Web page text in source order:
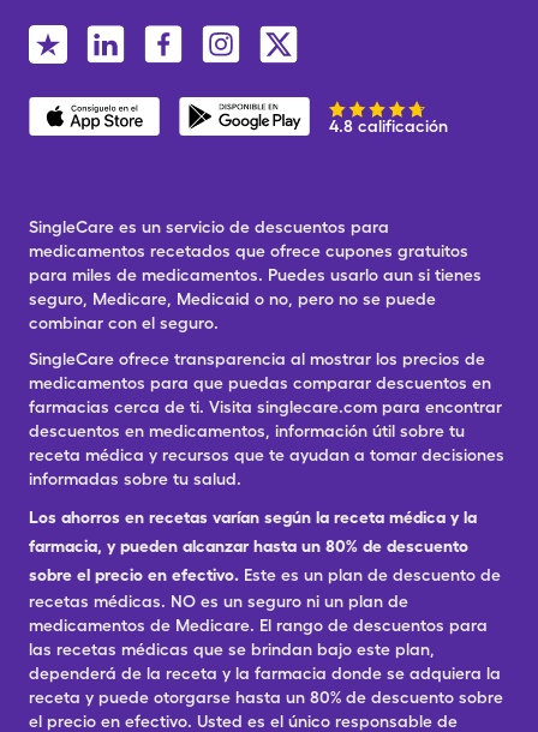
4.8 calificación
SingleCare es un servicio de descuentos para
medicamentos recetados que ofrece cupones gratuitos
para miles de medicamentos. Puedes usarlo aun si tienes
seguro, Medicare, Medicaid o no, pero no se puede
combinar con el seguro.
SingleCare ofrece transparencia al mostrar los precios de
medicamentos para que puedas comparar descuentos en
farmacias cerca de ti. Visita singlecare.com para encontrar
descuentos en medicamentos, información útil sobre tu
receta médica y recursos que te ayudan a tomar decisiones
informadas sobre tu salud.
Los ahorros en recetas varían según la receta médica y la
farmacia, y pueden alcanzar hasta un 80% de descuento
sobre el precio en efectivo. Este es un plan de descuento de
recetas médicas. NO es un seguro ni un plan de
medicamentos de Medicare. El rango de descuentos para
las recetas médicas que se brindan bajo este plan,
dependerá de la receta y la farmacia donde se adquiera la
receta y puede otorgarse hasta un 80% de descuento sobre
el precio en efectivo. Usted es el único responsable de